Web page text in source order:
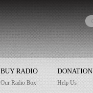
BUY RADIO
Our Radio Box
DONATION
Help Us